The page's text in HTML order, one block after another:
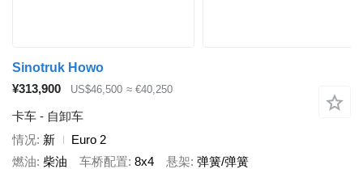
Sinotruk Howo
¥313,900
US$46,500 ≈ €40,250
卡车 - 自卸车
情况 新
Euro 2
燃油 柴油 车桥配置 8x4 悬架 弹簧/弹簧